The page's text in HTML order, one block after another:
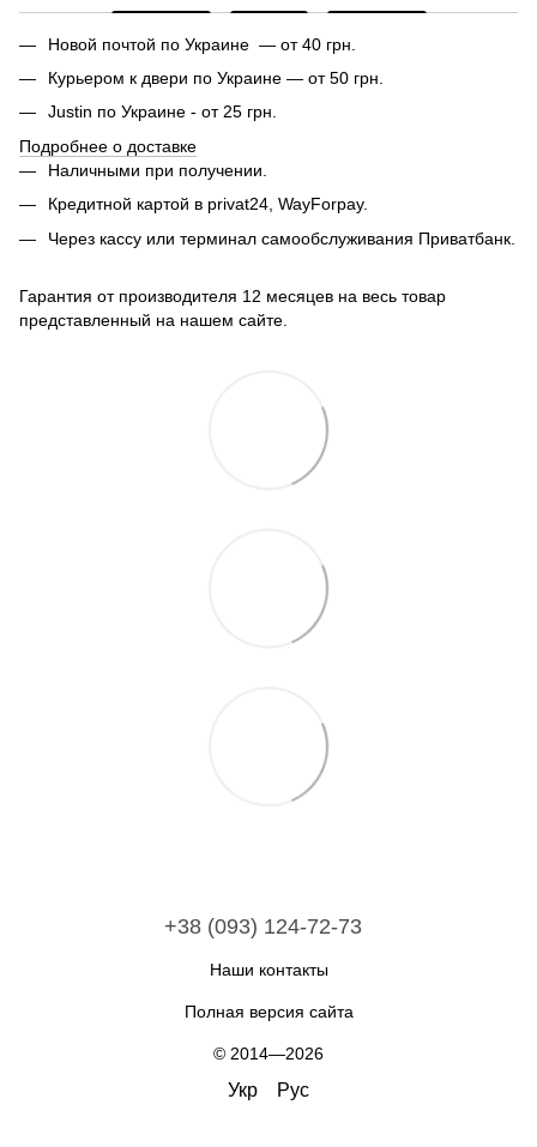
Новой почтой по Украине — от 40 грн.
Курьером к двери по Украине — от 50 грн.
Justin по Украине - от 25 грн.
Подробнее о доставке
Наличными при получении.
Кредитной картой в privat24, WayForpay.
Через кассу или терминал самообслуживания Приватбанк.
Гарантия от производителя 12 месяцев на весь товар
представленный на нашем сайте.
+38 (093) 124-72-73
Наши контакты
Полная версия сайта
© 2014—2026
Укр Рус